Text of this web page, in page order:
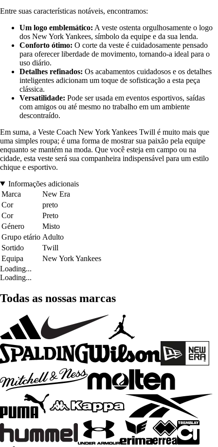
Entre suas características notáveis, encontramos:
Um logo emblemático: A veste ostenta orgulhosamente o logo
dos New York Yankees, símbolo da equipe e da sua lenda.
Conforto ótimo: O corte da veste é cuidadosamente pensado
para oferecer liberdade de movimento, tornando-a ideal para o
uso diário.
Detalhes refinados: Os acabamentos cuidadosos e os detalhes
inteligentes adicionam um toque de sofisticação a esta peça
clássica.
Versatilidade: Pode ser usada em eventos esportivos, saídas
com amigos ou até mesmo no trabalho em um ambiente
descontraído.
Em suma, a Veste Coach New York Yankees Twill é muito mais que
uma simples roupa; é uma forma de mostrar sua paixão pela equipe
enquanto se mantém na moda. Que você esteja em campo ou na
cidade, esta veste será sua companheira indispensável para um estilo
chique e esportivo.
Informações adicionais
Marca
New Era
Cor
preto
Cor
Preto
Género
Misto
Grupo etário Adulto
Sortido
Twill
Equipa
New York Yankees
Loading...
Loading...
Todas as nossas marcas